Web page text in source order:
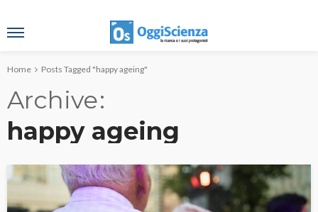
Home Posts Tagged "happy ageing"
Archive
happy ageing